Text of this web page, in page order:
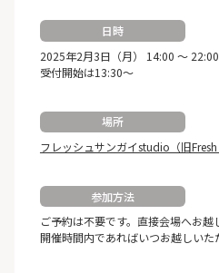
日時
2025年2月3日（月） 14:00 ～ 22:00
受付開始は13:30～
場所
フレッシュサンガイstudio（旧Fresh
参加方法
ご予約は不要です。直接会場へお越
開催時間内であればいつお越しいた